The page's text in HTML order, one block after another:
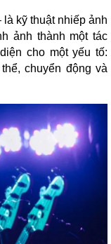
kỹ thuật nhiếp ảnh
ảnh thành một tác
cho một yếu tố:
chuyển động và